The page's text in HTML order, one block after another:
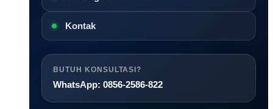
Kontak
BUTUH KONSULTASI?
WhatsApp: 0856-2586-822